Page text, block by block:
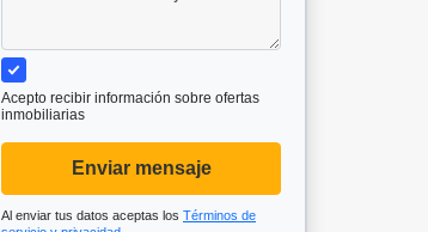
Acepto recibir información sobre ofertas
inmobiliarias
Enviar mensaje
Al enviar tus datos aceptas los Términos de